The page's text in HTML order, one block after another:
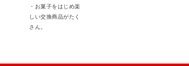
・お菓子をはじめ楽
しい交換商品がたく
さん。